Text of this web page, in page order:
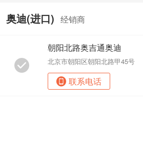
奥迪(进口) 经销商
朝阳北路奥吉通奥迪
北京市朝阳区朝阳北路甲45号
联系电话